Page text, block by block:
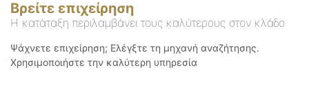
Βρείτε επιχείρηση
Η κατάταξη περιλαμβάνει τους καλύτερους στον κλάδο
Ψάχνετε επιχείρηση; Ελέγξτε τη μηχανή αναζήτησης.
Χρησιμοποιήστε την καλύτερη υπηρεσία